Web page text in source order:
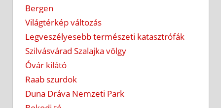
Bergen
Világtérkép változás
Legveszélyesebb természeti katasztrófák
Szilvásvárad Szalajka völgy
Óvár kilátó
Raab szurdok
Duna Dráva Nemzeti Park